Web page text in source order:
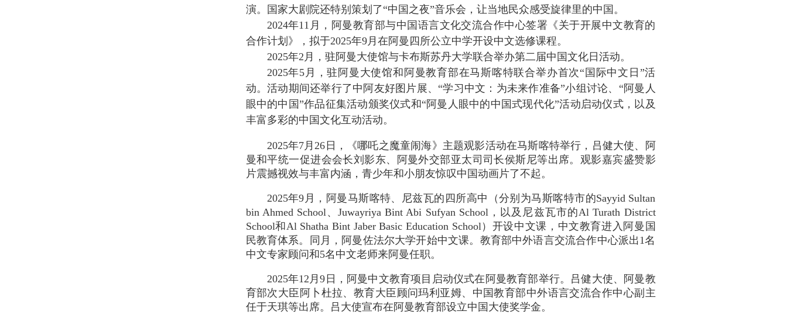
演。国家大剧院还特别策划了“中国之夜”音乐会，让当地民众感受旋律里的中国。
2024年11月，阿曼教育部与中国语言文化交流合作中心签署《关于开展中文教育的
合作计划》，拟于2025年9月在阿曼四所公立中学开设中文选修课程。
2025年2月，驻阿曼大使馆与卡布斯苏丹大学联合举办第二届中国文化日活动。
2025年5月，驻阿曼大使馆和阿曼教育部在马斯喀特联合举办首次“国际中文日”活
动。活动期间还举行了中阿友好图片展、“学习中文：为未来作准备”小组讨论、“阿曼人
眼中的中国”作品征集活动颁奖仪式和“阿曼人眼中的中国式现代化”活动启动仪式，以及
丰富多彩的中国文化互动活动。
2025年7月26日，《哪吒之魔童闹海》主题观影活动在马斯喀特举行，吕健大使、阿
曼和平统一促进会会长刘影东、阿曼外交部亚太司司长侯斯尼等出席。观影嘉宾盛赞影
片震撼视效与丰富内涵，青少年和小朋友惊叹中国动画片了不起。
2025年9月，阿曼马斯喀特、尼兹瓦的四所高中（分别为马斯喀特市的Sayyid Sultan
bin Ahmed School、Juwayriya Bint Abi Sufyan School，以及尼兹瓦市的Al Turath District
School和Al Shatha Bint Jaber Basic Education School）开设中文课，中文教育进入阿曼国
民教育体系。同月，阿曼佐法尔大学开始中文课。教育部中外语言交流合作中心派出1名
中文专家顾问和5名中文老师来阿曼任职。
2025年12月9日，阿曼中文教育项目启动仪式在阿曼教育部举行。吕健大使、阿曼教
育部次大臣阿卜杜拉、教育大臣顾问玛利亚姆、中国教育部中外语言交流合作中心副主
任于天琪等出席。吕大使宣布在阿曼教育部设立中国大使奖学金。